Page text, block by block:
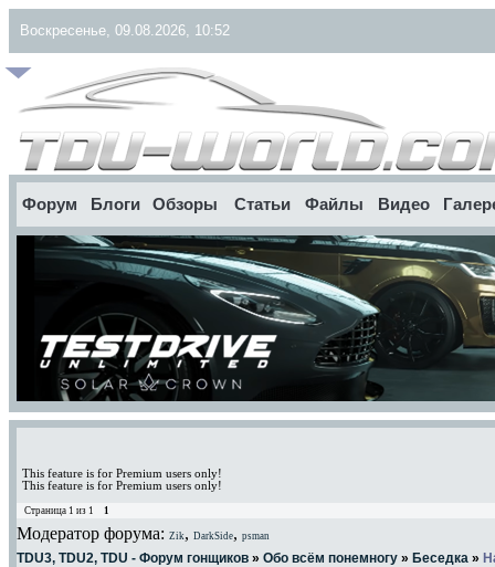
Воскресенье, 09.08.2026, 10:52
Форум Блоги Обзоры Статьи Файлы Видео
This feature is for Premium users only!
This feature is for Premium users only!
Страница 1 из 1 1
Модератор форума: Zik, DarkSide, psman
TDU3, TDU2, TDU - Форум гонщиков » Обо всём понемногу » Беседка »